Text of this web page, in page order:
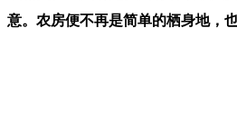
意。农房便不再是简单的栖身地，